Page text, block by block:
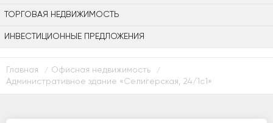
ТОРГОВАЯ НЕДВИЖИМОСТЬ
ИНВЕСТИЦИОННЫЕ ПРЕДЛОЖЕНИЯ
Главная / Офисная недвижимость /
Административное здание «Селигерская, 24/1с1»